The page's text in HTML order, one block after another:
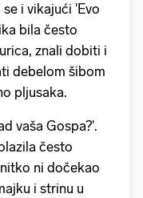
i vikajući 'Evo
bila često
znali dobiti i
debelom šibom
pljusaka.
vaša Gospa?'.
često
ni dočekao
i strinu u